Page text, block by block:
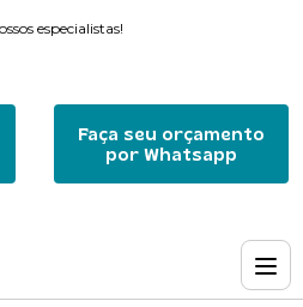
especialistas!
Faça seu orçamento
por Whatsapp